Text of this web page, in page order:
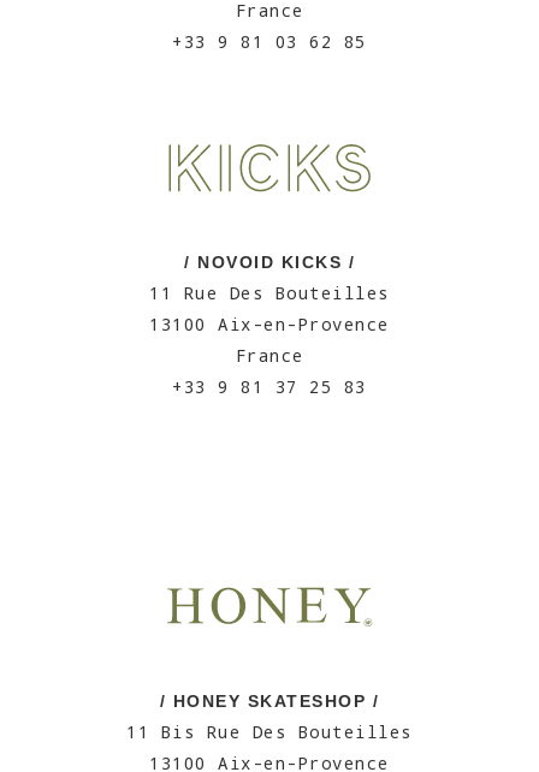
France
+33 9 81 03 62 85
/ NOVOID KICKS /
11 Rue Des Bouteilles
13100 Aix-en-Provence
France
+33 9 81 37 25 83
/ HONEY SKATESHOP /
11 Bis Rue Des Bouteilles
13100 Aix-en-Provence